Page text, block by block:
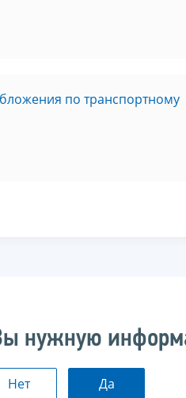
по транспортному
нужную
Нет Да